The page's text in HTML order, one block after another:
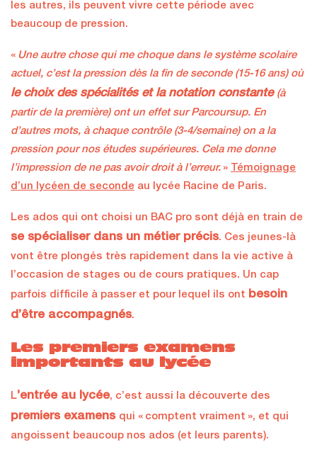
les autres, ils peuvent vivre cette période avec
beaucoup de pression.
« Une autre chose qui me choque dans le système scolaire
actuel, c’est la pression dès la fin de seconde (15-16 ans) où
le choix des spécialités et la notation constante (à
partir de la première) ont un effet sur Parcoursup. En
d’autres mots, à chaque contrôle (3-4/semaine) on a la
pression pour nos études supérieures. Cela me donne
l’impression de ne pas avoir droit à l’erreur. » Témoignage
d’un lycéen de seconde au lycée Racine de Paris.
Les ados qui ont choisi un BAC pro sont déjà en train de
se spécialiser dans un métier précis. Ces jeunes-là
vont être plongés très rapidement dans la vie active à
l’occasion de stages ou de cours pratiques. Un cap
parfois difficile à passer et pour lequel ils ont besoin
d’être accompagnés.
Les premiers examens
importants au lycée
L’entrée au lycée, c’est aussi la découverte des
premiers examens qui « comptent vraiment », et qui
angoissent beaucoup nos ados (et leurs parents).